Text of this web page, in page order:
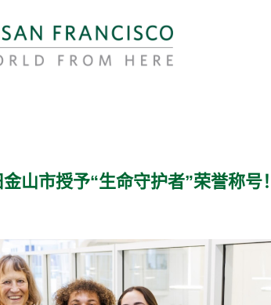
山市授予“生命守护者”荣誉称号！